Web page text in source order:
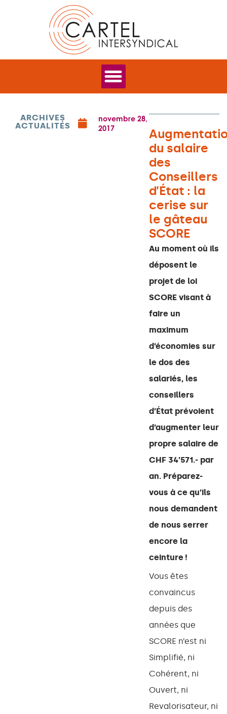
ARCHIVES
ACTUALITÉS
novembre 28,
2017
du salaire
des
Conseillers
d’État : la
cerise sur
le gâteau
SCORE
Au moment où ils
déposent le
projet de loi
SCORE visant à
faire un
maximum
d’économies sur
le dos des
salariés, les
conseillers
d’État prévoient
d’augmenter leur
propre salaire de
CHF 34’571.- par
an. Préparez-
vous à ce qu’ils
nous demandent
de nous serrer
encore la
ceinture !
Vous êtes
convaincus
depuis des
années que
SCORE n’est ni
Simplifié, ni
Cohérent, ni
Ouvert, ni
Revalorisateur, ni